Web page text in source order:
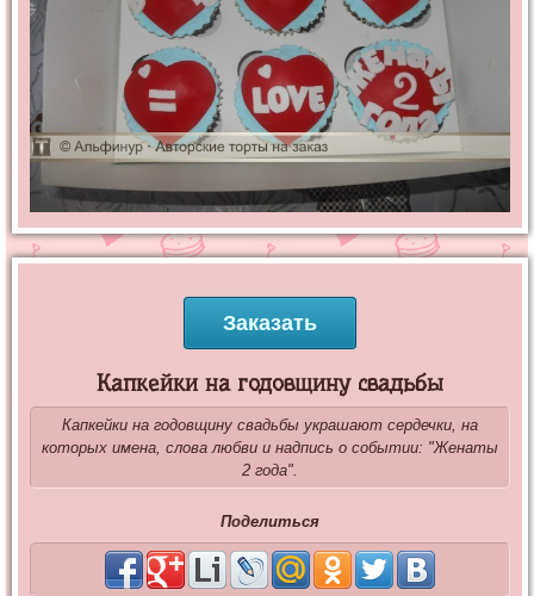
Заказать
Капкейки на годовщину свадьбы
Капкейки на годовщину свадьбы украшают сердечки, на
которых имена, слова любви и надпись о событии: "Женаты
2 года".
Поделиться